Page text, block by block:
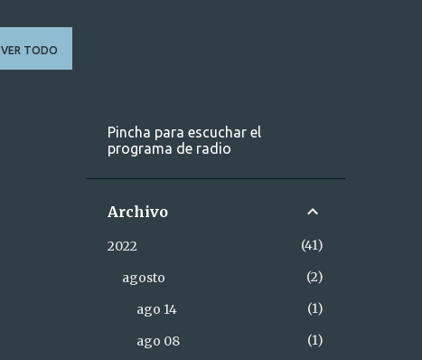
VER TODO
Pincha para escuchar el
programa de radio
Archivo
2022
41
agosto
2
ago 14
1
ago 08
1